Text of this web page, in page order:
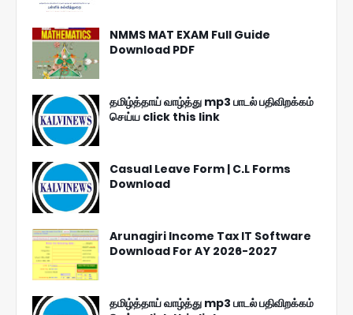
NMMS MAT EXAM Full Guide
Download PDF
தமிழ்த்தாய் வாழ்த்து mp3 பாடல் பதிவிறக்கம்
செய்ய click this link
Casual Leave Form | C.L Forms
Download
Arunagiri Income Tax IT Software
Download For AY 2026-2027
தமிழ்த்தாய் வாழ்த்து mp3 பாடல் பதிவிறக்கம்